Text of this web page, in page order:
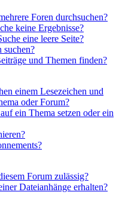
Foren durchsuchen?
keine Ergebnisse?
eine leere Seite?
suchen?
und Themen finden?
einem Lesezeichen und
oder Forum?
ein Thema setzen oder ein
Forum zulässig?
Dateianhänge erhalten?